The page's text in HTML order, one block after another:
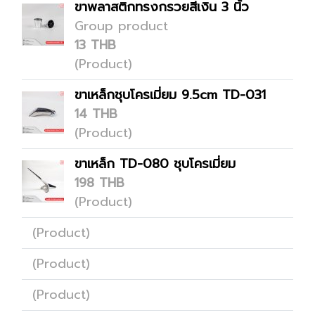
ขาพลาสติกทรงกรวยสีเงิน 3 นิ้ว
Group product
13 THB
(Product)
ขาเหล็กชุบโครเมี่ยม 9.5cm TD-031
14 THB
(Product)
ขาเหล็ก TD-080 ชุบโครเมี่ยม
198 THB
(Product)
(Product)
(Product)
(Product)